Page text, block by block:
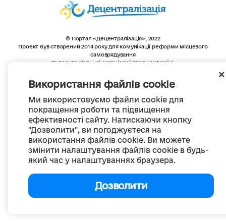
Використання файлів cookie
Ми використовуємо файли cookie для
покращення роботи та підвищення
ефективності сайту. Натискаючи кнопку
"Дозволити", ви погоджуєтеся на
використання файлів cookie. Ви можете
змінити налаштування файлів cookie в будь-
який час у налаштуваннях браузера.
Дозволити
© Портал «Децентралізація», 2022
Проект був створений 2014 року для комунікації реформи місцевого
самоврядування
та територіальної організації влади в Україні.
Весь контент доступний за ліцензією
Creative Commons Attribution 4.0 International license,
якщо не зазначено інше